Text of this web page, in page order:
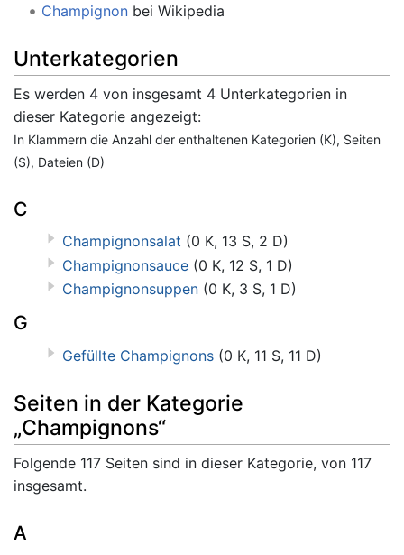
Champignonbei Wikipedia
Unterkategorien
Es werden 4 von insgesamt 4 Unterkategorien in
dieser Kategorie angezeigt:
In Klammern die Anzahl der enthaltenen Kategorien (K), Seiten
(S), Dateien (D)
C
Champignonsalat (0 K, 13 S, 2 D)
Champignonsauce (0 K, 12 S, 1 D)
Champignonsuppen (0 K, 3 S, 1 D)
G
Gefüllte Champignons (0 K, 11 S, 11 D)
Seiten in der Kategorie
„Champignons“
Folgende 117 Seiten sind in dieser Kategorie, von 117
insgesamt.
A